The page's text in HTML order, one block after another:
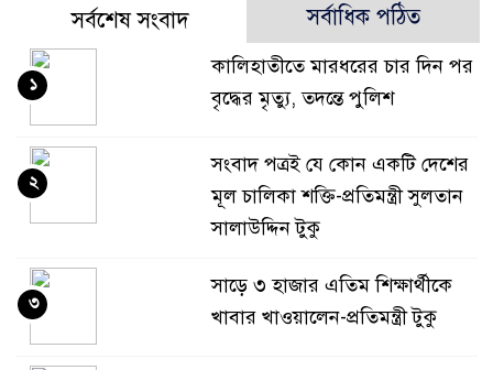
সর্বশেষ সংবাদ সর্বাধিক পঠিত
কালিহাতীতে মারধরের চার দিন পর
বৃদ্ধের মৃত্যু, তদন্তে পুলিশ
১
সংবাদ পত্রই যে কোন একটি দেশের
মূল চালিকা শক্তি-প্রতিমন্ত্রী সুলতান
সালাউদ্দিন টুকু
২
সাড়ে ৩ হাজার এতিম শিক্ষার্থীকে
খাবার খাওয়ালেন-প্রতিমন্ত্রী টুকু
৩